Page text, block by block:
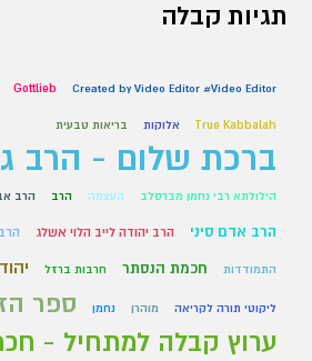
תגיות קבלה
Created by Video Editor #Video Editor
Gottlieb
True Kabbalah אלוקות בריאות טבעית
ברכת שלום - הרב
הילולתא רבי נחמן מברסלב העצמה הרב הרב
הרב אדם סיני הרב יהודה לייב הלוי אשלג הרב
התמודדות חכמת הנסתר חרבות ברזל
ליקוטי תורה לקריאה מוהרן נחמן ספר
ערוץ קבלה למתחיל -